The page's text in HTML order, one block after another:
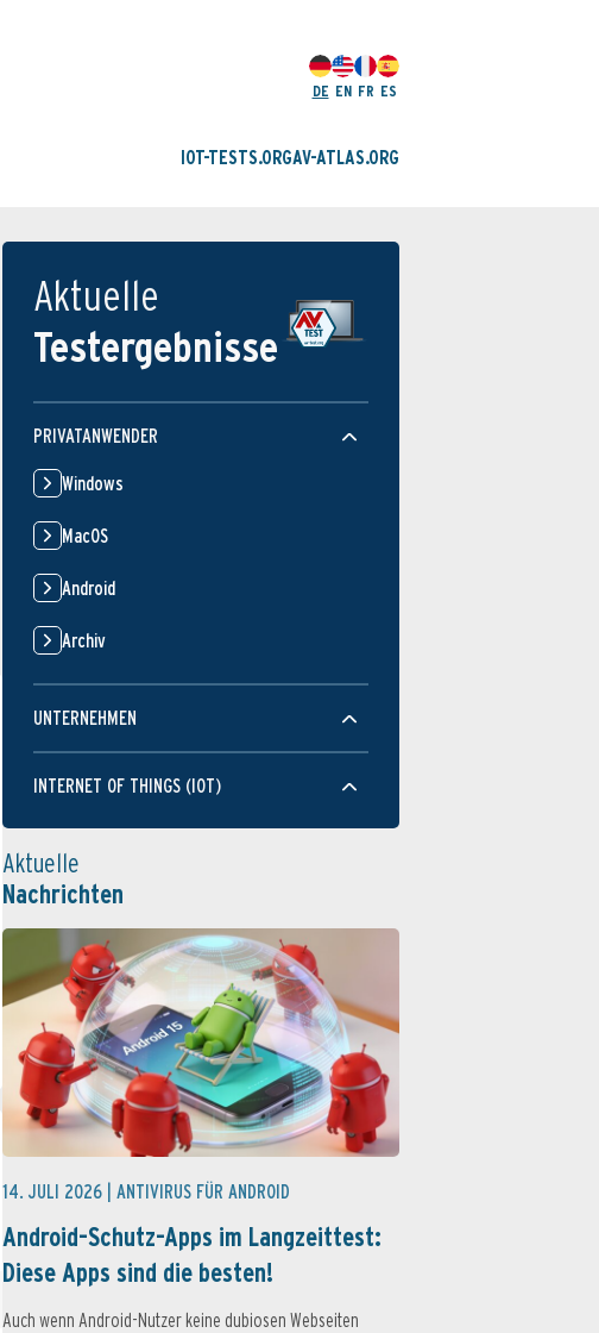
DE EN FR ES
IOT-TESTS.ORGAV-ATLAS.ORG
Aktuelle
Testergebnisse
PRIVATANWENDER
Windows
MacOS
Android
Archiv
UNTERNEHMEN
INTERNET OF THINGS (IOT)
Aktuelle
Nachrichten
14. JULI 2026 | ANTIVIRUS FÜR ANDROID
Android-Schutz-Apps im Langzeittest:
Diese Apps sind die besten!
Auch wenn Android-Nutzer keine dubiosen Webseiten